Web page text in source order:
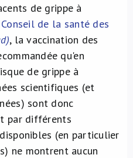
de grippe à
Conseil de la santé des
, la vaccination des
qu'en
de grippe à
scientifiques (et
sont donc
par différents
(en particulier
ne montrent aucun